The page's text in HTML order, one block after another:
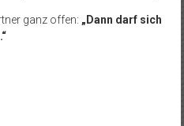
ganz offen: „Dann darf sich